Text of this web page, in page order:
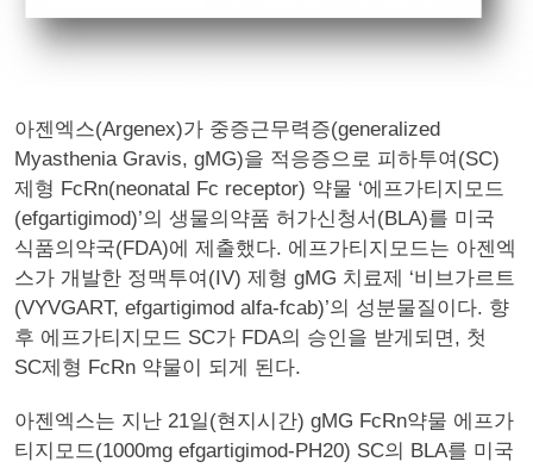
아젠엑스(Argenex)가 중증근무력증(generalized
Myasthenia Gravis, gMG)을 적응증으로 피하투여(SC)
제형 FcRn(neonatal Fc receptor) 약물 ‘에프가티지모드
(efgartigimod)’의 생물의약품 허가신청서(BLA)를 미국
식품의약국(FDA)에 제출했다. 에프가티지모드는 아젠엑
스가 개발한 정맥투여(IV) 제형 gMG 치료제 ‘비브가르트
(VYVGART, efgartigimod alfa-fcab)’의 성분물질이다. 향
후 에프가티지모드 SC가 FDA의 승인을 받게되면, 첫
SC제형 FcRn 약물이 되게 된다.
아젠엑스는 지난 21일(현지시간) gMG FcRn약물 에프가
티지모드(1000mg efgartigimod-PH20) SC의 BLA를 미국